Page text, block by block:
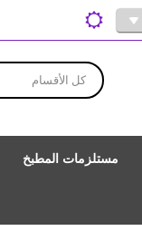
كل الأقسام
مستلزمات المطبخ